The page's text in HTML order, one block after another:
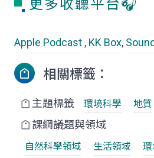
更多收聽平台🎧
Apple Podcast , KK Box,
相關標籤：
主題標籤 環境科學 地質
課綱議題與領域
自然科學領域 生活領域